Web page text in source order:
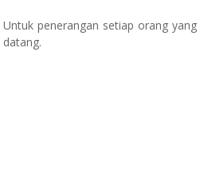
Untuk penerangan setiap orang
datang.